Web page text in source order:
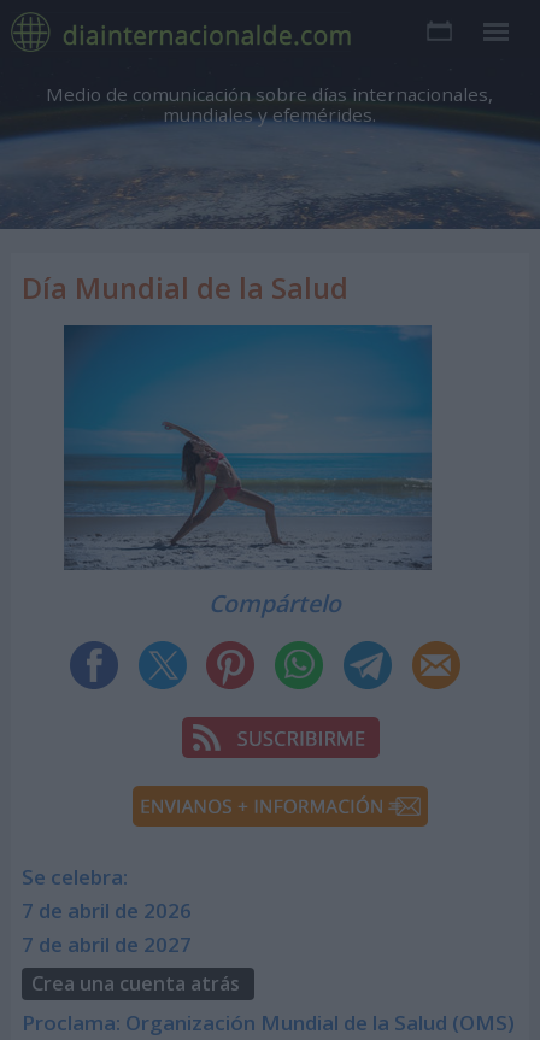
Medio de comunicación sobre días internacionales,
mundiales y efemérides.
Día Mundial de la Salud
Compártelo
Se celebra:
7 de abril de 2026
7 de abril de 2027
Crea una cuenta atrás
Proclama: Organización Mundial de la Salud (OMS)